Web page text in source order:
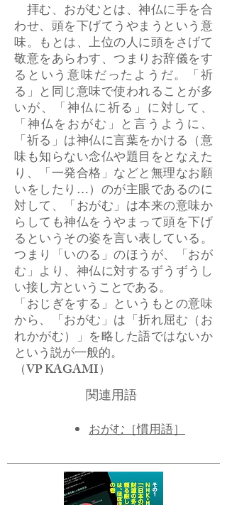
拝む、おがむとは、神仏に手を合
わせ、頭を下げてうやまうという意
味。もとは、上位の人に頭をさげて
敬意をあらわす、つまりお辞儀をす
るという意味だったようだ。「祈
る」と同じ意味で使われることが多
いが、「神仏に祈る」に対して、
「神仏をおがむ」と言うように、
「祈る」は神仏に言葉をかける（意
味も知らない念仏や題目をとなえた
り、「一発合格」などと無理なお願
いをしたり…）のが主眼であるのに
対して、「おがむ」は本来の意味か
らしても神仏をうやまって頭を下げ
るというその姿を言い表している。
つまり「いのる」のほうが、「おが
む」より、神仏に対するずうずうし
い接し方ということである。
「おじぎをする」というもとの意味
から、「おがむ」は「折れ屈む（お
れかがむ）」を略した語ではないか
という説が一般的。
（VP KAGAMI）
関連用語
おがむ［慣用語］